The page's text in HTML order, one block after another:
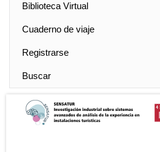
Biblioteca Virtual
Cuaderno de viaje
Registrarse
Buscar